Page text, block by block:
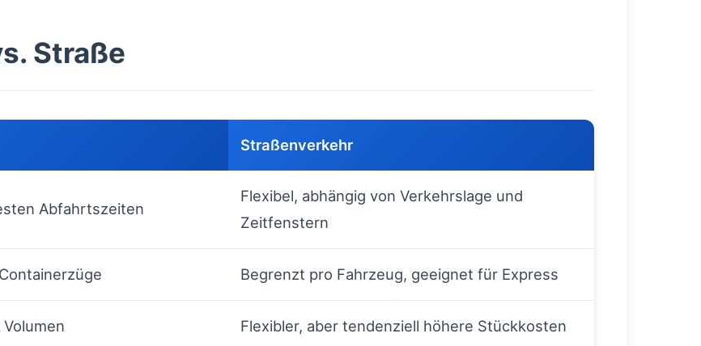
Straße
Straßenverkehr
Abfahrtszeiten
Flexibel, abhängig von Verkehrslage und
Zeitfenstern
Begrenzt pro Fahrzeug, geeignet für Express
Flexibler, aber tendenziell höhere Stückkosten